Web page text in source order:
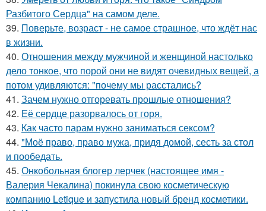
Разбитого Сердца" на самом деле.
39. Поверьте, возраст - не самое страшное, что ждёт нас
в жизни.
40. Отношения между мужчиной и женщиной настолько
дело тонкое, что порой они не видят очевидных вещей, а
потом удивляются: "почему мы расстались?
41. Зачем нужно отгоревать прошлые отношения?
42. Её сердце разорвалось от горя.
43. Как часто парам нужно заниматься сексом?
44. "Моё право, право мужа, придя домой, сесть за стол
и пообедать.
45. Онкобольная блогер лерчек (настоящее имя -
Валерия Чекалина) покинула свою косметическую
компанию Letique и запустила новый бренд косметики.